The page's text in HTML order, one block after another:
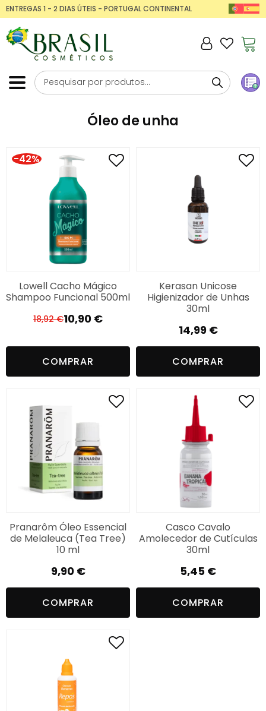
ENTREGAS 1 - 2 DIAS ÚTEIS - PORTUGAL CONTINENTAL
Óleo de unha
-42%
Lowell Cacho Mágico
Shampoo Funcional 500ml
18,92€ O
era:
10,90 €
O
é:
COMPRAR
Kerasan Unicose
Higienizador de Unhas
30ml
14,99 €
COMPRAR
Pranarôm Óleo Essencial
de Melaleuca (Tea Tree)
10 ml
9,90 €
COMPRAR
Casco Cavalo
Amolecedor de Cutículas
30ml
5,45 €
COMPRAR